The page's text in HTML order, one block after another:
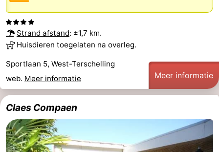
Schuttersbos
-
Tjermelân
Last
minutes
Strand
Zien
&
doen
Bezienswaardigheden
-
Musea
-
Strand afstand: ±1,7 km.
Huisdieren toegelaten na overleg.
Sportlaan 5, West-Terschelling
web. Meer informatie Meer informatie
Claes Compaen